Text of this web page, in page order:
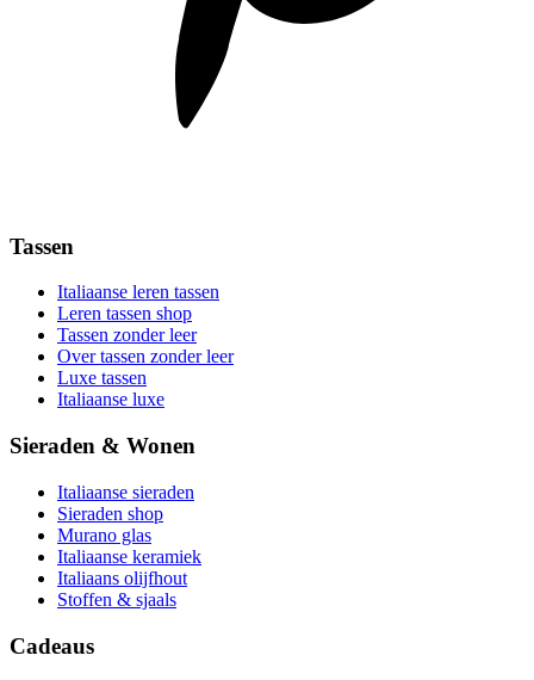
Tassen
Italiaanse leren tassen
Leren tassen shop
Tassen zonder leer
Over tassen zonder leer
Luxe tassen
Italiaanse luxe
Sieraden & Wonen
Italiaanse sieraden
Sieraden shop
Murano glas
Italiaanse keramiek
Italiaans olijfhout
Stoffen & sjaals
Cadeaus